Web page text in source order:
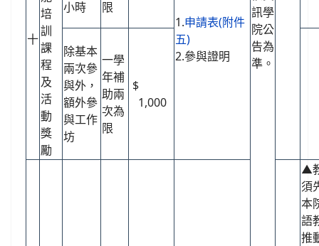
訊學
院公
告為
準。
十
培
訓
課
程
及
活
動
獎
勵
小時
限
1.申請表(附件
五)
2.參與證明
除基本
兩次參
與外，
額外參
與工作
坊
一學
年補
助兩
次為
限
$
1,000
▲
須
本
語
推